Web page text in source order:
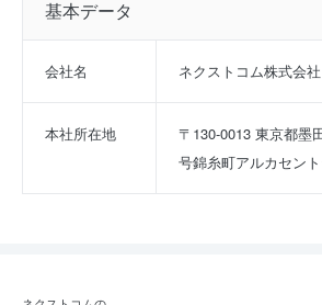
基本データ
会社名 ネクストコム株式会社
本社所在地
〒130-0013 東京都墨
号錦糸町アルカセン